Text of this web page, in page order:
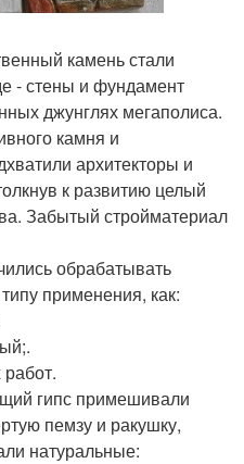
камень стали
- стены и фундамент
джунглях мегаполиса.
камня и
архитекторы и
к развитию целый
Забытый стройматериал
обрабатывать
применения, как:
гипс примешивали
пемзу и ракушку,
натуральные: